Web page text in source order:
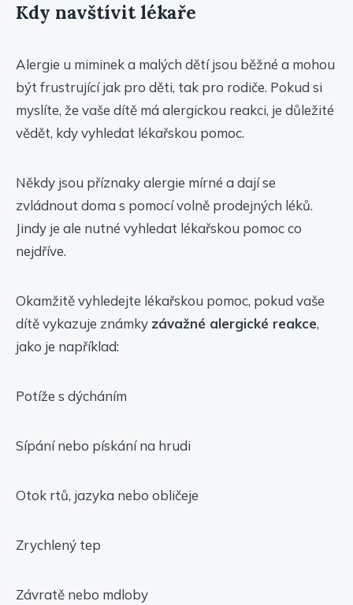
Kdy navštívit lékaře
Alergie u miminek a malých dětí jsou běžné a mohou
být frustrující jak pro děti, tak pro rodiče. Pokud si
myslíte, že vaše dítě má alergickou reakci, je důležité
vědět, kdy vyhledat lékařskou pomoc.
Někdy jsou příznaky alergie mírné a dají se
zvládnout doma s pomocí volně prodejných léků.
Jindy je ale nutné vyhledat lékařskou pomoc co
nejdříve.
Okamžitě vyhledejte lékařskou pomoc, pokud vaše
dítě vykazuje známky závažné alergické reakce,
jako je například:
Potíže s dýcháním
Sípání nebo pískání na hrudi
Otok rtů, jazyka nebo obličeje
Zrychlený tep
Závratě nebo mdloby